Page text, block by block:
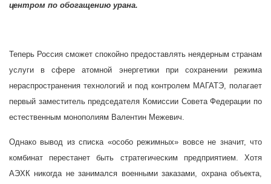
центром по обогащению урана.
Теперь Россия сможет спокойно предоставлять неядерным странам
услуги в сфере атомной энергетики при сохранении режима
нераспространения технологий и под контролем МАГАТЭ, полагает
первый заместитель председателя Комиссии Совета Федерации по
естественным монополиям Валентин Межевич.
Однако вывод из списка «особо режимных» вовсе не значит, что
комбинат перестанет быть стратегическим предприятием. Хотя
АЭХК никогда не занимался военными заказами, охрана объекта,